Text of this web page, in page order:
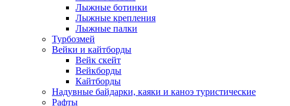
Лыжные ботинки
Лыжные крепления
Лыжные палки
Турбозмей
Вейки и кайтборды
Вейк скейт
Вейкборды
Кайтборды
Надувные байдарки, каяки и каноэ туристические
Рафты